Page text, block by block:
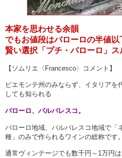
本家を思わせる余韻
でもお値段はバローロの半値以
賢い選択「プチ・バローロ」ス
【ソムリエ〈Francesco〉コメント】
ピエモンテ州のみならず、イタリアを
しても知られる
バローロ、バルバレスコ 。
バローロ地域、バルバレスコ地域で「
種」のみで作られるワインの総称です。
通常ヴィンテージでも数千円～1万円